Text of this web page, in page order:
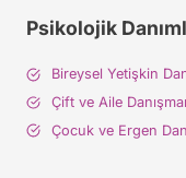
Psikolojik
Bireysel Yetişkin
Çift ve Aile
Çocuk ve Ergen